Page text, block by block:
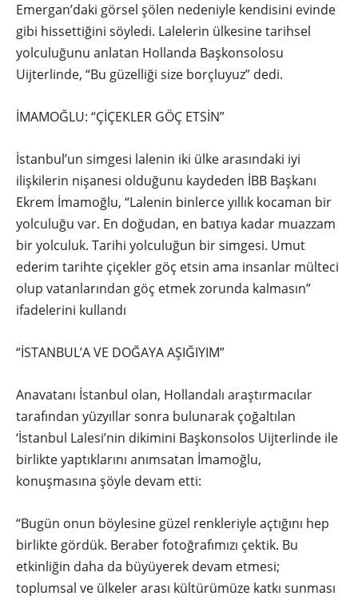
Emergan’daki görsel şölen nedeniyle kendisini evinde
gibi hissettiğini söyledi. Lalelerin ülkesine tarihsel
yolculuğunu anlatan Hollanda Başkonsolosu
Uijterlinde, “Bu güzelliği size borçluyuz” dedi.
İMAMOĞLU: “ÇİÇEKLER GÖÇ ETSİN”
İstanbul’un simgesi lalenin iki ülke arasındaki iyi
ilişkilerin nişanesi olduğunu kaydeden İBB Başkanı
Ekrem İmamoğlu, “Lalenin binlerce yıllık kocaman bir
yolculuğu var. En doğudan, en batıya kadar muazzam
bir yolculuk. Tarihi yolculuğun bir simgesi. Umut
ederim tarihte çiçekler göç etsin ama insanlar mülteci
olup vatanlarından göç etmek zorunda kalmasın”
ifadelerini kullandı
“İSTANBUL’A VE DOĞAYA AŞIĞIYIM”
Anavatanı İstanbul olan, Hollandalı araştırmacılar
tarafından yüzyıllar sonra bulunarak çoğaltılan
‘İstanbul Lalesi’nin dikimini Başkonsolos Uijterlinde ile
birlikte yaptıklarını anımsatan İmamoğlu,
konuşmasına şöyle devam etti:
“Bugün onun böylesine güzel renkleriyle açtığını hep
birlikte gördük. Beraber fotoğrafımızı çektik. Bu
etkinliğin daha da büyüyerek devam etmesi;
toplumsal ve ülkeler arası kültürümüze katkı sunması